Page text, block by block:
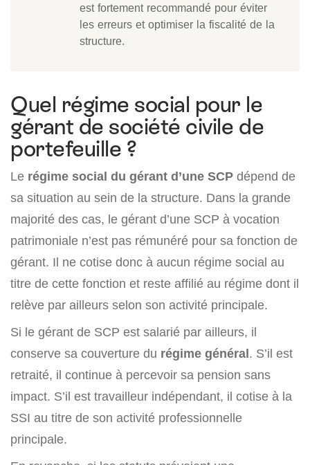
est fortement recommandé pour éviter
les erreurs et optimiser la fiscalité de la
structure.
Quel régime social pour le
gérant de société civile de
portefeuille ?
Le régime social du gérant d’une SCP dépend de
sa situation au sein de la structure. Dans la grande
majorité des cas, le gérant d’une SCP à vocation
patrimoniale n’est pas rémunéré pour sa fonction de
gérant. Il ne cotise donc à aucun régime social au
titre de cette fonction et reste affilié au régime dont il
relève par ailleurs selon son activité principale.
Si le gérant de SCP est salarié par ailleurs, il
conserve sa couverture du régime général. S’il est
retraité, il continue à percevoir sa pension sans
impact. S’il est travailleur indépendant, il cotise à la
SSI au titre de son activité professionnelle
principale.